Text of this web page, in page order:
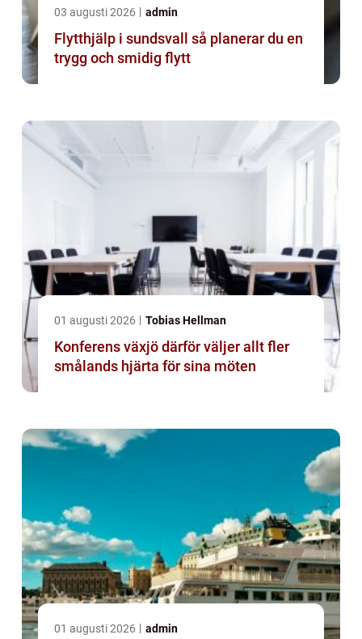
03 augusti 2026 admin
Flytthjälp i sundsvall så planerar du en
trygg och smidig flytt
01 augusti 2026 Tobias Hellman
Konferens växjö därför väljer allt fler
smålands hjärta för sina möten
01 augusti 2026 admin